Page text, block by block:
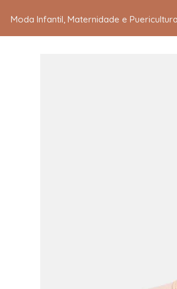
Moda Infantil, Maternidade e Puericultura